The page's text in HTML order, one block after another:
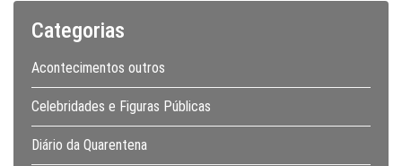
Categorias
Acontecimentos outros
Celebridades e Figuras Públicas
Diário da Quarentena